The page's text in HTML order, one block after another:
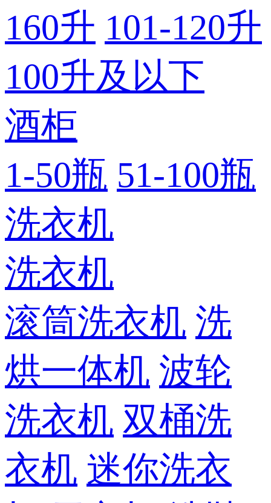
160升 101-120升
100升及以下
酒柜
1-50瓶 51-100瓶
洗衣机
洗衣机
滚筒洗衣机 洗
烘一体机 波轮
洗衣机 双桶洗
衣机 迷你洗衣